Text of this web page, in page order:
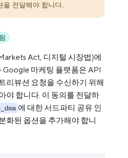
을 전달해야 합니다.
Act, 디지털 시장법)에
Google 마케팅 플랫폼은 API
리뷰션 요청을 수신하기 위해
야 합니다. 이 동의를 전달하
에 대한 서드파티 공유 인
화된 옵션을 추가해야 합니